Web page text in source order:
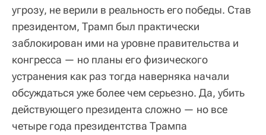
угрозу, не верили в реальность его победы. Став
президентом, Трамп был практически
заблокирован ими на уровне правительства и
конгресса — но планы его физического
устранения как раз тогда наверняка начали
обсуждаться уже более чем серьезно. Да, убить
действующего президента сложно — но все
четыре года президентства Трампа